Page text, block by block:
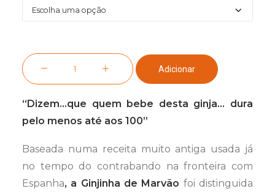
Quantidade
de
Licor
Ginjinha
de
Marvão
Adicionar
“Dizem…que quem bebe desta ginja… dura
pelo menos até aos 100”
Baseada numa receita muito antiga usada já
no tempo do contrabando na fronteira com
Espanha, a Ginjinha de Marvão foi distinguida